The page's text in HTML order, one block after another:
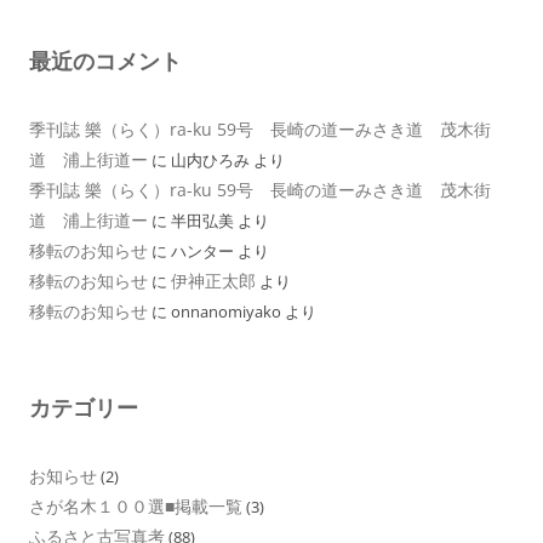
最近のコメント
季刊誌 樂（らく）ra-ku 59号 長崎の道ーみさき道 茂木街
道 浦上街道ー に 山内ひろみ より
季刊誌 樂（らく）ra-ku 59号 長崎の道ーみさき道 茂木街
道 浦上街道ー に 半田弘美 より
移転のお知らせ に ハンター より
移転のお知らせ に 伊神正太郎 より
移転のお知らせ に onnanomiyako より
カテゴリー
お知らせ(2)
さが名木１００選■掲載一覧 (3)
ふるさと古写真考(88)